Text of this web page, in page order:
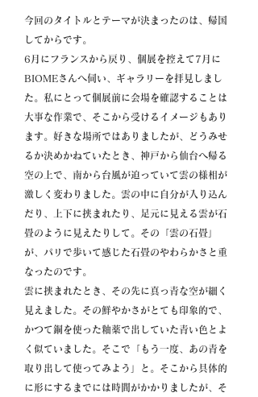
今回のタイトルとテーマが決まったのは、帰国
してからです。
6月にフランスから戻り、個展を控えて7月に
BIOMEさんへ伺い、ギャラリーを拝見しまし
た。私にとって個展前に会場を確認することは
大事な作業で、そこから受けるイメージもあり
ます。好きな場所ではありましたが、どうみせ
るか決めかねていたとき、神戸から仙台へ帰る
空の上で、南から台風が迫っていて雲の様相が
激しく変わりました。雲の中に自分が入り込ん
だり、上下に挟まれたり、足元に見える雲が石
畳のように見えたりして。その「雲の石畳」
が、パリで歩いて感じた石畳のやわらかさと重
なったのです。
雲に挟まれたとき、その先に真っ青な空が細く
見えました。その鮮やかさがとても印象的で、
かつて銅を使った釉薬で出していた青い色とよ
く似ていました。そこで「もう一度、あの青を
取り出して使ってみよう」と。そこから具体的
に形にするまでには時間がかかりましたが、そ